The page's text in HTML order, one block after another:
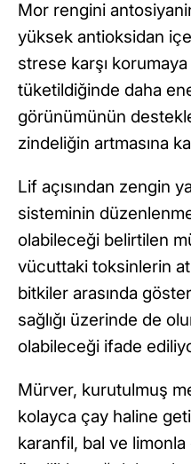
Mor rengini
yüksek antioksidan
strese karşı
tüketildiğinde daha
görünümünün
zindeliğin artmasına
Lif açısından zengin
sisteminin
olabileceği belirtilen
vücuttaki toksinlerin
bitkiler arasında
sağlığı üzerinde de
olabileceği ifade
Mürver, kurutulmuş
kolayca çay haline
karanfil, bal ve limonla